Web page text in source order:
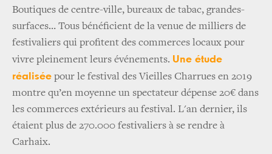
Boutiques de centre-ville, bureaux de tabac, grandes-
surfaces… Tous bénéficient de la venue de milliers de
festivaliers qui profitent des commerces locaux pour
vivre pleinement leurs événements. Une étude
réalisée pour le festival des Vieilles Charrues en 2019
montre qu’en moyenne un spectateur dépense 20€ dans
les commerces extérieurs au festival. L'an dernier, ils
étaient plus de 270.000 festivaliers à se rendre à
Carhaix.